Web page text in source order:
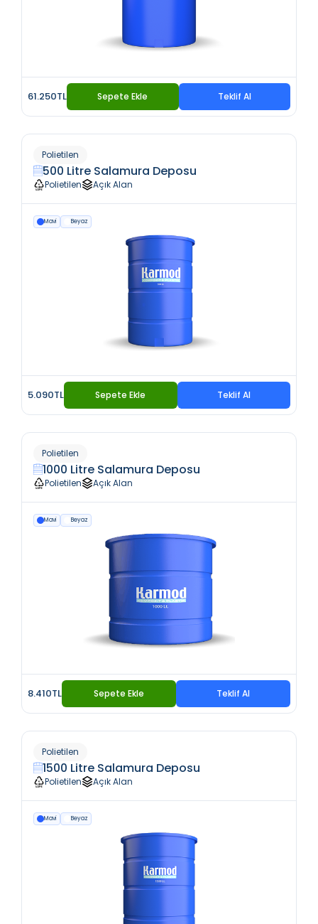
61.250TL Sepete Ekle Teklif Al
Polietilen
500 Litre Salamura Deposu
Polietilen Açık Alan
Mavi Beyaz
5.090TL Sepete Ekle Teklif Al
Polietilen
1000 Litre Salamura Deposu
Polietilen Açık Alan
Mavi Beyaz
8.410TL Sepete Ekle Teklif Al
Polietilen
1500 Litre Salamura Deposu
Polietilen Açık Alan
Mavi Beyaz